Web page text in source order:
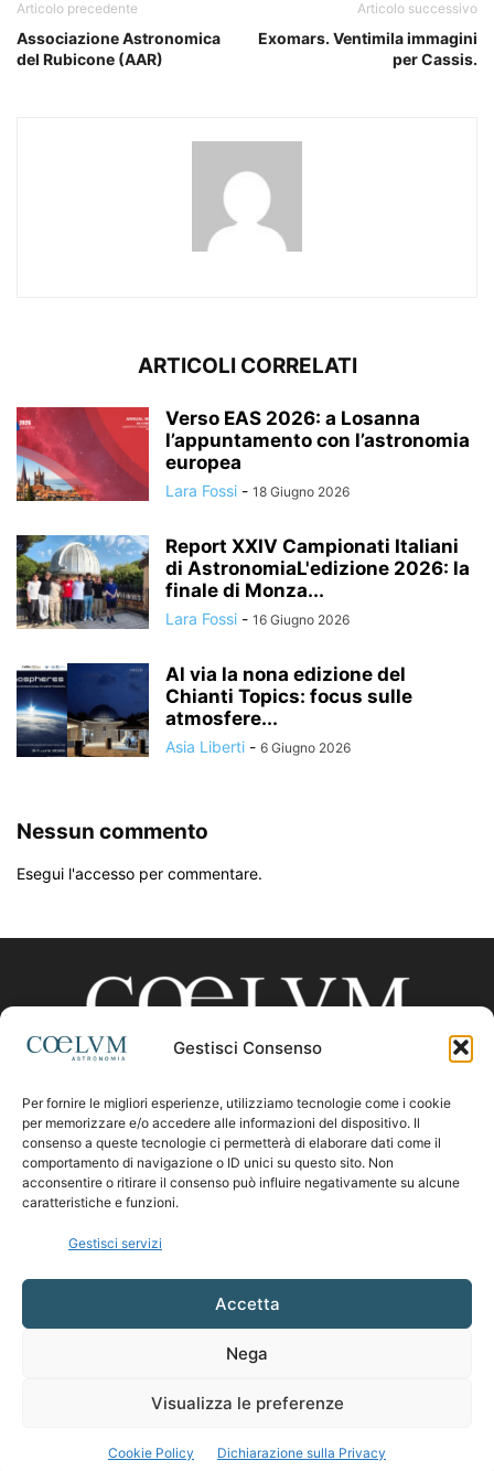
Gestisci Consenso
Per fornire le migliori esperienze, utilizziamo tecnologie come i cookie
per memorizzare e/o accedere alle informazioni del dispositivo. Il
consenso a queste tecnologie ci permetterà di elaborare dati come il
comportamento di navigazione o ID unici su questo sito. Non
acconsentire o ritirare il consenso può influire negativamente su alcune
caratteristiche e funzioni.
Gestisci servizi
Accetta
Nega
Visualizza le preferenze
Cookie Policy Dichiarazione sulla Privacy
Articolo precedente
Associazione Astronomica
del Rubicone (AAR)
Articolo successivo
Exomars. Ventimila immagini
per Cassis.
ARTICOLI CORRELATI
Verso EAS 2026: a Losanna
l’appuntamento con l’astronomia
europea
Lara Fossi - 18 Giugno 2026
Report XXIV Campionati Italiani
di AstronomiaL'edizione 2026: la
finale di Monza...
Lara Fossi - 16 Giugno 2026
Al via la nona edizione del
Chianti Topics: focus sulle
atmosfere...
Asia Liberti - 6 Giugno 2026
Nessun commento
Esegui l'accesso per commentare.
CHI SIAMO
Contattaci:coelumastro@coelum.com